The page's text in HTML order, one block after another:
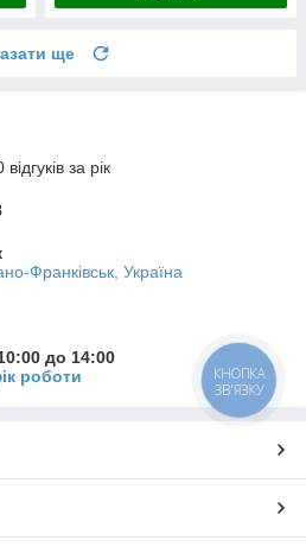
ще
за рік
Франківськ, Україна
до 14:00
роботи
КНОПКА
ЗВ'ЯЗКУ